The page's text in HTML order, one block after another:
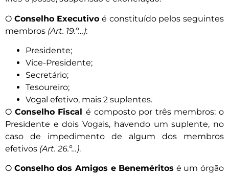
O Conselho Executivo é constituído pelos seguintes
membros (Art. 19.º…):
Presidente;
Vice-Presidente;
Secretário;
Tesoureiro;
Vogal efetivo, mais 2 suplentes.
O Conselho Fiscal é composto por três membros: o
Presidente e dois Vogais, havendo um suplente, no
caso de impedimento de algum dos membros
efetivos (Art. 26.º…).
O Conselho dos Amigos e Beneméritos é um órgão